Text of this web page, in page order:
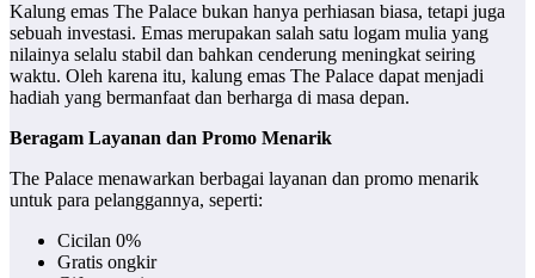
Kalung emas The Palace bukan hanya perhiasan biasa, tetapi juga
sebuah investasi. Emas merupakan salah satu logam mulia yang
nilainya selalu stabil dan bahkan cenderung meningkat seiring
waktu. Oleh karena itu, kalung emas The Palace dapat menjadi
hadiah yang bermanfaat dan berharga di masa depan.
Beragam Layanan dan Promo Menarik
The Palace menawarkan berbagai layanan dan promo menarik
untuk para pelanggannya, seperti:
Cicilan 0%
Gratis ongkir